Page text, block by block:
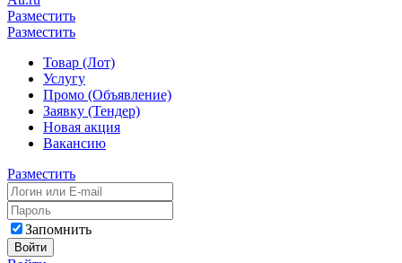
Разместить
Разместить
Товар (Лот)
Услугу
Промо (Объявление)
Заявку (Тендер)
Новая акция
Вакансию
Разместить
Запомнить
Войти